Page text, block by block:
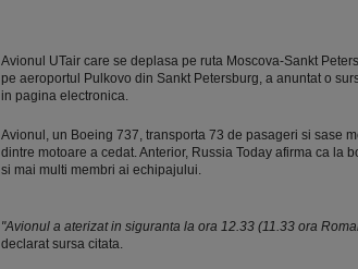
Avionul UTair care se deplasa pe ruta Moscova-Sankt
pe aeroportul Pulkovo din Sankt Petersburg, a anuntat o
in pagina electronica.
Avionul, un Boeing 737, transporta 73 de pasageri si sase
dintre motoare a cedat. Anterior, Russia Today afirma ca la
si mai multi membri ai echipajului.
"Avionul a aterizat in siguranta la ora 12.33 (11.33 ora
declarat sursa citata.